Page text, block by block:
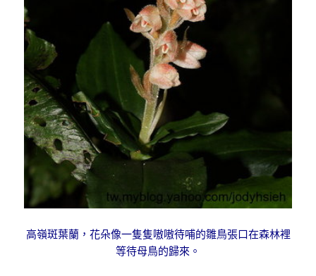
高嶺斑葉蘭，花朵像一隻隻嗷嗷待哺的雛鳥張口在森林裡
等待母鳥的歸來。